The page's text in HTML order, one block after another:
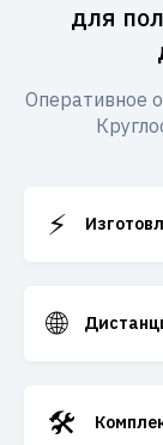
для
Оперативное
⚡
🌐
🛠️